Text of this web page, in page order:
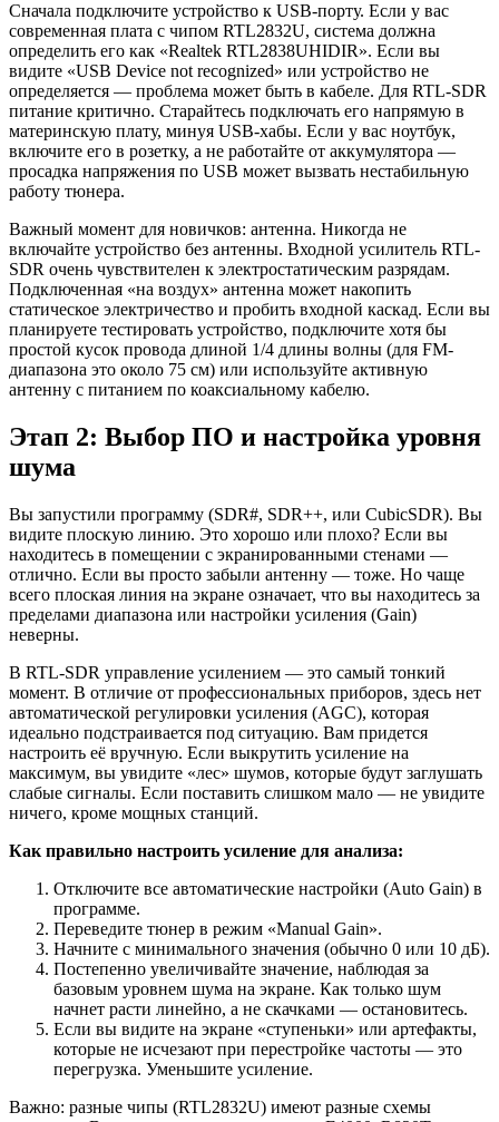
Сначала подключите устройство к USB-порту. Если у вас
современная плата с чипом RTL2832U, система должна
определить его как «Realtek RTL2838UHIDIR». Если вы
видите «USB Device not recognized» или устройство не
определяется — проблема может быть в кабеле. Для RTL-SDR
питание критично. Старайтесь подключать его напрямую в
материнскую плату, минуя USB-хабы. Если у вас ноутбук,
включите его в розетку, а не работайте от аккумулятора —
просадка напряжения по USB может вызвать нестабильную
работу тюнера.
Важный момент для новичков: антенна. Никогда не
включайте устройство без антенны. Входной усилитель RTL-
SDR очень чувствителен к электростатическим разрядам.
Подключенная «на воздух» антенна может накопить
статическое электричество и пробить входной каскад. Если вы
планируете тестировать устройство, подключите хотя бы
простой кусок провода длиной 1/4 длины волны (для FM-
диапазона это около 75 см) или используйте активную
антенну с питанием по коаксиальному кабелю.
Этап 2: Выбор ПО и настройка уровня
шума
Вы запустили программу (SDR#, SDR++, или CubicSDR). Вы
видите плоскую линию. Это хорошо или плохо? Если вы
находитесь в помещении с экранированными стенами —
отлично. Если вы просто забыли антенну — тоже. Но чаще
всего плоская линия на экране означает, что вы находитесь за
пределами диапазона или настройки усиления (Gain)
неверны.
В RTL-SDR управление усилением — это самый тонкий
момент. В отличие от профессиональных приборов, здесь нет
автоматической регулировки усиления (AGC), которая
идеально подстраивается под ситуацию. Вам придется
настроить её вручную. Если выкрутить усиление на
максимум, вы увидите «лес» шумов, которые будут заглушать
слабые сигналы. Если поставить слишком мало — не увидите
ничего, кроме мощных станций.
Как правильно настроить усиление для анализа:
Отключите все автоматические настройки (Auto Gain) в
программе.
Переведите тюнер в режим «Manual Gain».
Начните с минимального значения (обычно 0 или 10 дБ).
Постепенно увеличивайте значение, наблюдая за
базовым уровнем шума на экране. Как только шум
начнет расти линейно, а не скачками — остановитесь.
Если вы видите на экране «ступеньки» или артефакты,
которые не исчезают при перестройке частоты — это
перегрузка. Уменьшите усиление.
Важно: разные чипы (RTL2832U) имеют разные схемы